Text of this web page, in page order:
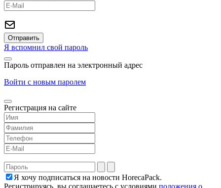
Я вспомнил свой пароль
Пароль отправлен на электронный адрес
Войти с новым паролем
Регистрация на сайте
Я хочу подписаться на новости HorecaPack.
Регистрируясь, вы соглашаетесь с условиями положения о